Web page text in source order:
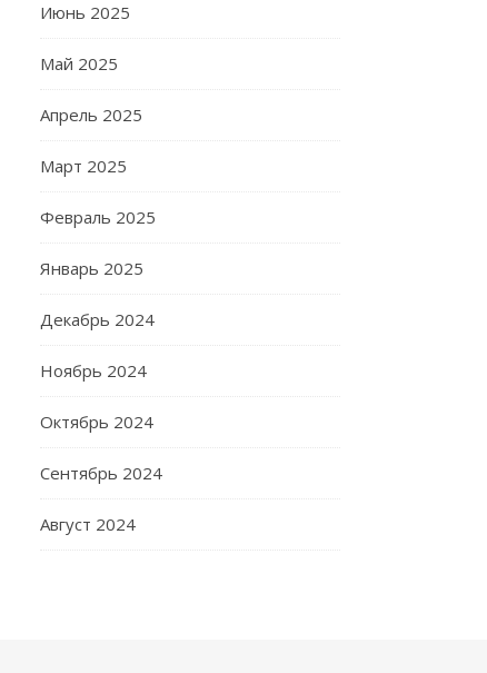
Июнь 2025
Май 2025
Апрель 2025
Март 2025
Февраль 2025
Январь 2025
Декабрь 2024
Ноябрь 2024
Октябрь 2024
Сентябрь 2024
Август 2024